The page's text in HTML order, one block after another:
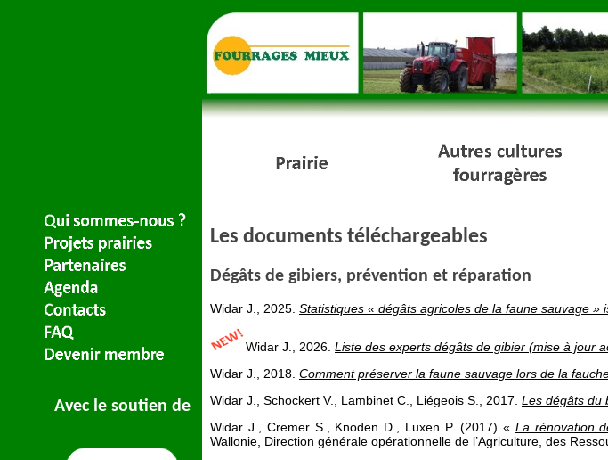
Avec le soutien de
Les documents téléchargeables
Dégâts de gibiers, prévention et réparation
Widar J., 2025. Statistiques « dégâts agricoles de la faune sauvage
Widar J., 2026. Liste des experts dégâts de gibier (mise à jour
Widar J., 2018. Comment préserver la faune sauvage lors de la
Widar J., Schockert V., Lambinet C., Liégeois S., 2017. Les dégâts du
Widar J., Cremer S., Knoden D., Luxen P. (2017) « La rénovation
Wallonie, Direction générale opérationnelle de l’Agriculture, des